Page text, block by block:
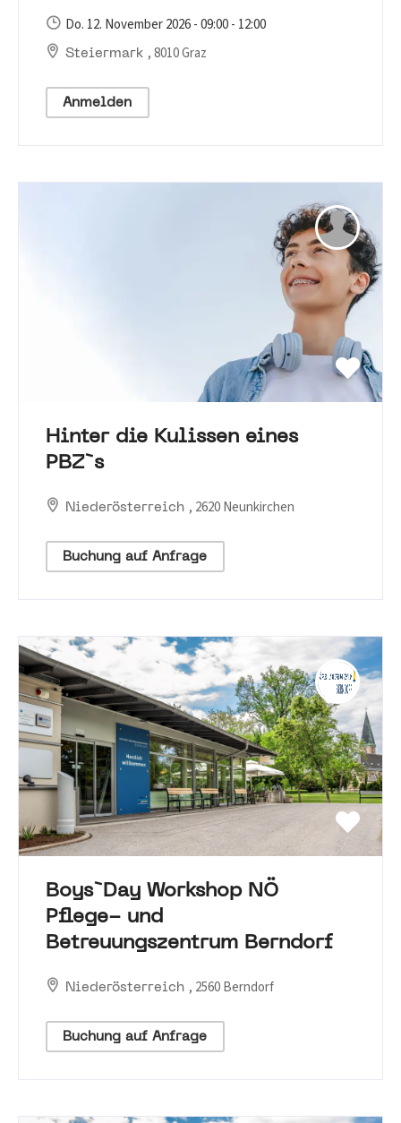
Do. 12. November 2026 - 09:00 - 12:00
Steiermark , 8010 Graz
Anmelden
Hinter die Kulissen eines
PBZ`s
Niederösterreich , 2620 Neunkirchen
Buchung auf Anfrage
Boys`Day Workshop NÖ
Pflege- und
Betreuungszentrum Berndorf
Niederösterreich , 2560 Berndorf
Buchung auf Anfrage